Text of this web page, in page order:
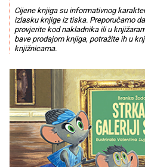
Cijene knjiga su informativnog
izlasku knjige iz tiska. Preporučamo
provjerite kod nakladnika ili u
bave prodajom knjiga, potražite ih u
knjižnicama.